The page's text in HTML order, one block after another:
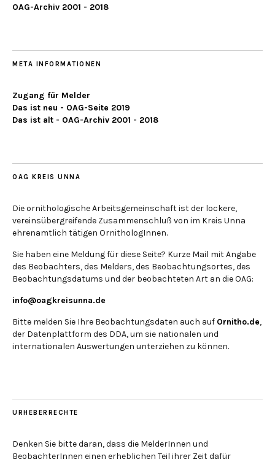
OAG-Archiv 2001 - 2018
META INFORMATIONEN
Zugang für Melder
Das ist neu - OAG-Seite 2019
Das ist alt - OAG-Archiv 2001 - 2018
OAG KREIS UNNA
Die ornithologische Arbeitsgemeinschaft ist der lockere,
vereinsübergreifende Zusammenschluß von im Kreis Unna
ehrenamtlich tätigen OrnithologInnen.
Sie haben eine Meldung für diese Seite? Kurze Mail mit Angabe
des Beobachters, des Melders, des Beobachtungsortes, des
Beobachtungsdatums und der beobachteten Art an die OAG:
info@oagkreisunna.de
Bitte melden Sie Ihre Beobachtungsdaten auch auf Ornitho.de,
der Datenplattform des DDA, um sie nationalen und
internationalen Auswertungen unterziehen zu können.
URHEBERRECHTE
Denken Sie bitte daran, dass die MelderInnen und
BeobachterInnen einen erheblichen Teil ihrer Zeit dafür